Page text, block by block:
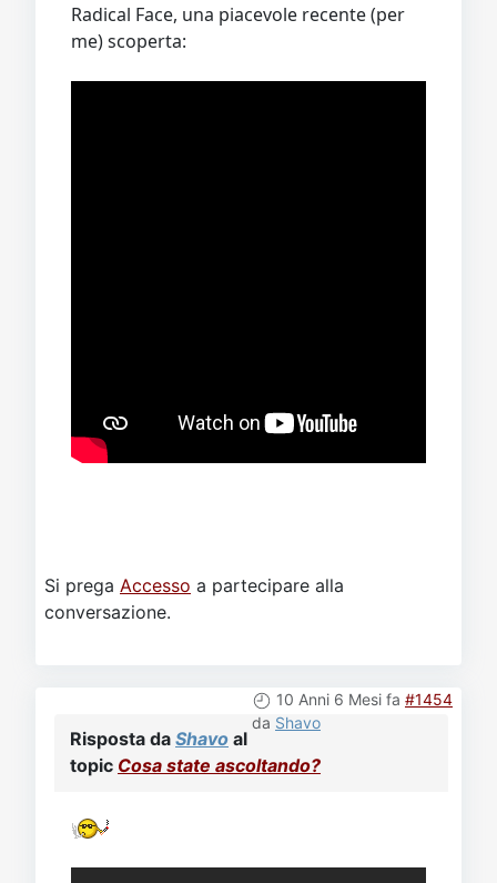
Radical Face, una piacevole recente (per
me) scoperta:
Si prega Accesso a partecipare alla
conversazione.
10 Anni 6 Mesi fa #1454
da Shavo
Risposta da Shavo al
topic Cosa state ascoltando?